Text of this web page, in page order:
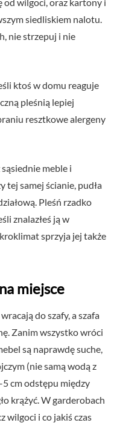
siedliskiem nalotu.
nie strzepuj i nie
ktoś w domu reaguje
pleśnią lepiej
resztkowe alergeny
meble i
tej samej ścianie, pudła
Pleśń rzadko
znalazłeś ją w
sprzyja jej także
miejsce
do szafy, a szafa
Zanim wszystko wróci
są naprawdę suche,
(nie samą wodą z
cm odstępu między
krążyć. W garderobach
wilgoci i co jakiś czas